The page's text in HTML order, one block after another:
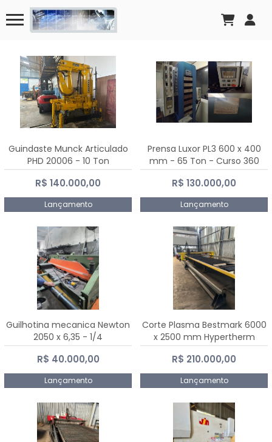
Guindaste Munck Articulado
PHD 20006 - 10 Ton
R$ 140.000,00
Lançamento
Prensa Luxor PL3 600 x 400
mm - 65 Ton - Curso 360
mm
R$ 130.000,00
Lançamento
Guilhotina mecanica Newton
2050 x 6,35 - 1/4
R$ 40.000,00
Lançamento
Corte Plasma Bestmark 6000
x 2500 mm Hypertherm
MaxPro 200
R$ 210.000,00
Lançamento